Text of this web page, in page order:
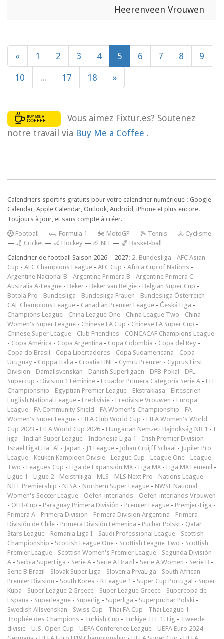
Heerenveen Vrouwen
« 1 2 3 4 5 6 7 8 9
10 ... 17 18 »
Vous aimez Fixtur.es? Soutenez
notre travail via Buy Me a Coffee .
Calendriers sportifs gratuits pour votre calendrier numérique : Google
Calendar, Apple Calendar, Outlook, Android, iPhone et plus encore.
Toujours à jour, et sans compte à créer.
Football — 🏎️ Formula 1 — 🏍 MotoGP — 🎾 Tennis — 🚴 Cyclisme
— 🏏 Cricket — 🏑 Hockey — 🏈 NFL — 🏀 Basket-ball
Calendrier de football Saison 2026 – 2027: 2. Bundesliga - AFC Asian
Cup - AFC Champions League - AFC Cup - Africa Cup of Nations -
Argentine Nacional B - Argentine Primera B - Argentine Primera C -
Australia A-League - Beker - Beker van België - Belgian Super Cup -
Botola Pro - Bundesliga - Bundesliga Frauen - Bundesliga Österreich -
CAF Champions League - Canadian Premier League - Česká Liga -
Champions League - China League One - China League Two - China
Women's Super League - Chinese FA Cup - Chinese FA Super Cup -
Chinese Super League - Club Friendlies - CONCACAF Champions League
- Copa América - Copa Argentina - Copa Colombia - Copa del Rey -
Copa do Brasil - Copa Libertadores - Copa Sudamericana - Copa
Uruguay - Coppa Italia - Croatia HNL - Cymru Premier - Cyprus First
Division - Damallsvenskan - Danish Superligaen - DFB-Pokal - DFL-
Supercup - Division 1 Féminine - Ecuador Primera Categoría Serie A - EFL
Championship - Egyptian Premier League - Ekstraklasa - Eliteserien -
English National League - Eredivisie - Eredivisie Vrouwen - Europa
League - FA Community Shield - FA Women's Championship - FA
Women's Super League - FIFA Club World Cup - FIFA Women's World
Cup 2023 - FIFA World Cup 2026 - Hungarian Nemzeti Bajnokság NB 1 - I
liga - Indian Super League - Indonesia Liga 1 - Irish Premier Division -
Israel Ligat Ha`Al - Japan - J1 League - Johan Cruijff Schaal - Jupiler Pro
League - Keuken Kampioen Divisie - League Cup - League One - League
Two - Leagues Cup - Liga de Expansión MX - Liga MX - Liga MX Femenil -
Ligue 1 - Ligue 2 - Meistriliiga - MLS - MLS Next Pro - Nations League -
NIFL Premiership - NISA - Northern Super League - NWSL National
Women's Soccer League - Oefen-interlands - Oefen-interlands Vrouwen
- ÖFB-Cup - Paraguay Primera División - Premier League - Premjer-Liga -
Primera A - Primera Division - Primera Division Argentina - Primera
División de Chile - Primera División Femenina - Puchar Polski - Qatar
Stars League - Romania Liga I - Saudi Professional League - Scottish
Championship - Scottish League One - Scottish League Two - Scottish
Premier League - Scottish Women's Premier League - Segunda División
A - Serbia SuperLiga - Serie A - Serie A Brazil - Serie A Women - Serie B -
Serie B Brazil - Slovak Super Liga - Slovenia PrvaLiga - South African
Premier Division - South Korea - K League 1 - Super Cup Portugal - Süper
Kupa - Super League 2 Greece - Super League Greece - Supercopa de
Espana - Superleague - Superlig - Superliga - Superpuchar Polski -
Swedish Allsvenskan - Swiss Cup - Thai FA Cup - Thai League 1 -
Trophée des Champions - Turkish Cup - Türkiye TFF 1. Lig - Tweede
divisie - U.S. Open Cup - UEFA Conference League - UEFA Euro 2024